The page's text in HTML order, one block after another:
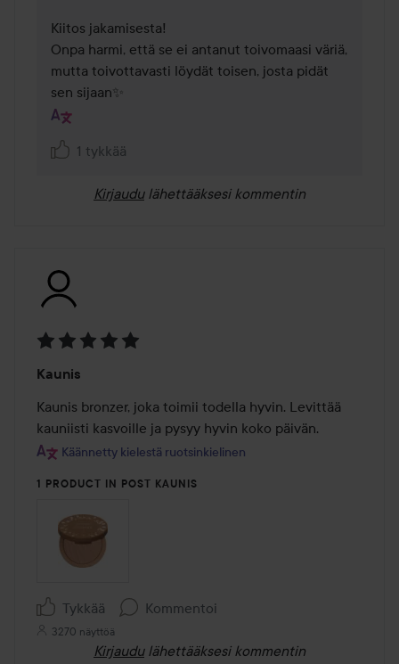
Kiitos jakamisesta!
Onpa harmi, että se ei antanut toivomaasi väriä,
mutta toivottavasti löydät toisen, josta pidät
sen sijaan✨
1 tykkää
Kirjaudu lähettääksesi kommentin
5
/
5
Kaunis
Kaunis bronzer, joka toimii todella hyvin. Levittää
kauniisti kasvoille ja pysyy hyvin koko päivän.
Käännetty kielestä ruotsinkielinen
1 PRODUCT IN POST KAUNIS
Tykkää Kommentoi
3270 näyttöä
Kirjaudu lähettääksesi kommentin